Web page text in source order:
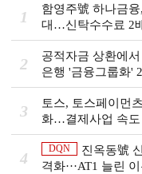
1
함영주號 하나금
대…신탁수수료 2
비즈니스 돋보기]
2
공적자금 상환에
은행 '금융그룹화'
그룹의 꿈①]
3
토스, 토스페이먼
화…결제사업 속
4
DQN
진옥동號
격화···AT1 늘린